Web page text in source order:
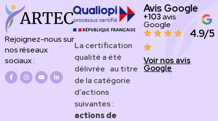
Rejoignez-nous sur
nos réseaux
sociaux :
​​​La certification
qualité a été
délivrée au titre
de la catégorie
d’actions
suivantes :
actions de
Avis Google
+103avis
Google
4.9/5
Voir nos avis
Google